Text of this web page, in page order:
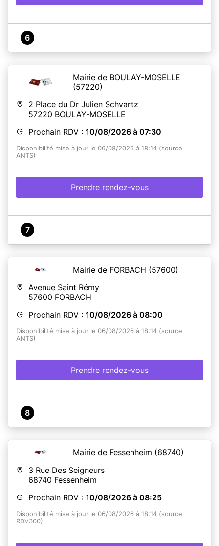
6
Mairie de BOULAY-MOSELLE
(57220)
2 Place du Dr Julien Schvartz
57220 BOULAY-MOSELLE
Prochain RDV : 10/08/2026 à 07:30
Disponibilité mise à jour le 06/08/2026 à 18:14 (source
ANTS)
Prendre rendez-vous
7
Mairie de FORBACH (57600)
Avenue Saint Rémy
57600 FORBACH
Prochain RDV : 10/08/2026 à 08:00
Disponibilité mise à jour le 06/08/2026 à 18:14 (source
ANTS)
Prendre rendez-vous
8
Mairie de Fessenheim (68740)
3 Rue Des Seigneurs
68740 Fessenheim
Prochain RDV : 10/08/2026 à 08:25
Disponibilité mise à jour le 06/08/2026 à 18:14 (source
RDV360)